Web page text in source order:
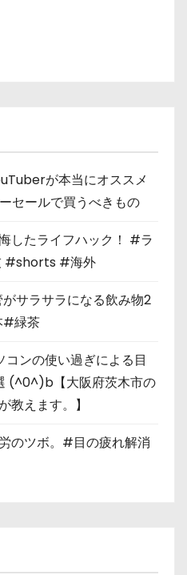
が本当にオススメ
セールで買うべきもの
したライフハック！ #ラ
#shorts #海外
がサラサラになる飲み物2
#緑茶
コンの使い過ぎによる目
(^0^)b【大阪府茨木市の
教えます。】
のツボ。#目の疲れ解消